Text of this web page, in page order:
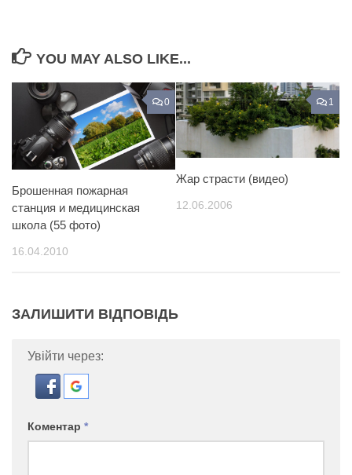
YOU MAY ALSO LIKE...
0
Брошенная пожарная
станция и медицинская
школа (55 фото)
16.04.2010
1
Жар страсти (видео)
12.06.2006
ЗАЛИШИТИ ВІДПОВІДЬ
Увійти через:
Коментар *